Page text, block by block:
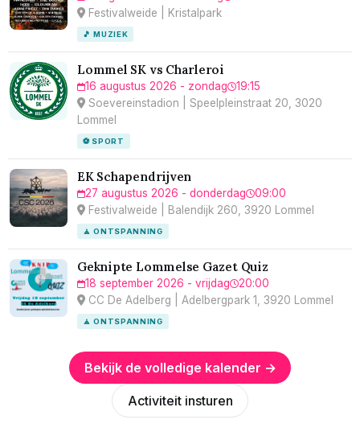
Festivalweide | Kristalpark
🎵 MUZIEK
Lommel SK vs Charleroi
16 augustus 2026 - zondag
19:15
Soevereinstadion | Speelpleinstraat 20, 3020
Lommel
⚽ SPORT
EK Schapendrijven
27 augustus 2026 - donderdag
09:00
Festivalweide | Balendijk 260, 3920 Lommel
🧘 ONTSPANNING
Geknipte Lommelse Gazet Quiz
18 september 2026 - vrijdag
20:00
CC De Adelberg | Adelbergpark 1, 3920 Lommel
🧘 ONTSPANNING
Bekijk de volledige kalender →
Activiteit insturen